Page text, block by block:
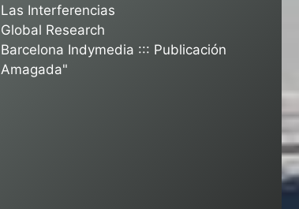
Las Interferencias
Global Research
Barcelona Indymedia ::: Publicación
Amagada"